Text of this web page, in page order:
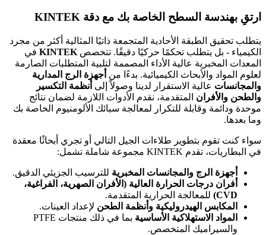
ارتقِ بهندسة السطح الخاصة بك مع دقة KINTEK
يتطلب تحقيق الطبقة الأحادية المتجمعة ذاتيًا المثالية أكثر من مجرد
الكيمياء - بل يتطلب تحكمًا حركيًا دقيقًا. تتخصص KINTEK في
المعدات المخبرية عالية الأداء المصممة لتلبية المتطلبات الصارمة
لعلوم المواد والأبحاث الكيميائية. بدءًا من أجهزة الرج المدارية
والمجانسات عالية الاستقرار لدينا وصولاً إلى أنظمة التكسير
والطحن والأفران المتقدمة، نقدم الأدوات اللازمة لضمان نتائج
موحدة ودائمة وقابلة للتكرار لمعالجة سبائك الألومنيوم الخاصة بك
وما بعدها.
سواء كنت تقوم بتطوير طلاءات الجيل التالي أو تجري أبحاثًا معقدة
في البطاريات، تقدم KINTEK مجموعة شاملة تشمل:
أجهزة الرج والمجانسات المخبرية للترسيب الجزيئي الدقيق.
أفران درجات الحرارة العالية (الأفران الصهرية، الفراغية،
CVD) للمعالجة الحرارية المتقدمة.
المكابس الهيدروليكية وأنظمة الطحن لإعداد العينات.
المواد الاستهلاكية الأساسية
بما في ذلك منتجات PTFE
والسيراميك المتخصص.